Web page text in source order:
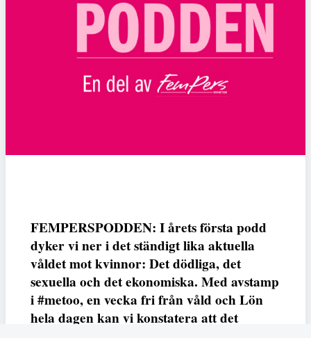
FEMPERSPODDEN: I årets första podd
dyker vi ner i det ständigt lika aktuella
våldet mot kvinnor: Det dödliga, det
sexuella och det ekonomiska. Med avstamp
i #metoo, en vecka fri från våld och Lön
hela dagen kan vi konstatera att det